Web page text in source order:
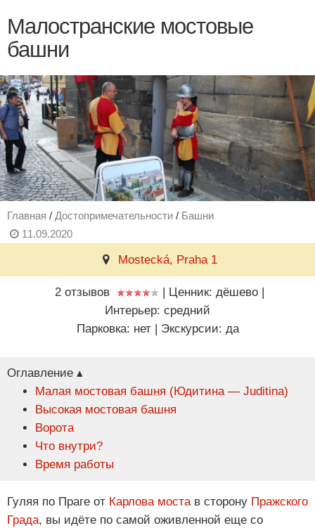
Малостранские мостовые
башни
Главная / Достопримечательности / Башни
11.09.2020
Mostecká, Praha 1
2 отзывов | Ценник: дёшево
Интерьер: средний
Парковка: нет
Экскурсии: да
Оглавление ▴
Малая мостовая башня (Юдитина — Juditina)
Высокая мостовая башня
Ворота
Что внутри?
Время работы
Гуляя по Праге от Карлова мостав сторону Пражского
Града, вы идёте по самой оживленной еще со